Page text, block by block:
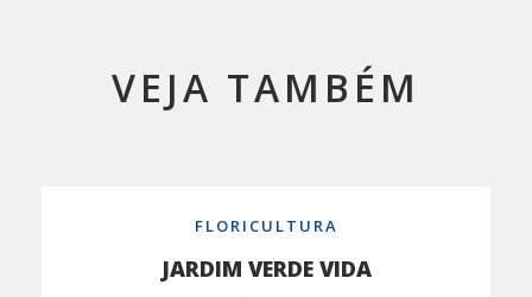
VEJA TAMBÉM
FLORICULTURA
JARDIM VERDE VIDA